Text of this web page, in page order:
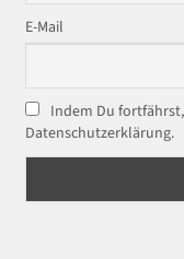
E-Mail
Indem Du
Datenschutzerklärung.